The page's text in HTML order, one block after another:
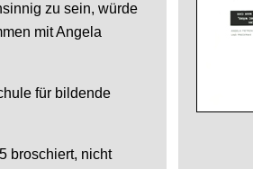
zu sein, würde
mit Angela
für bildende
broschiert, nicht